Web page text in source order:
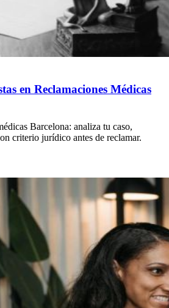
en Reclamaciones Médicas
Barcelona: analiza tu caso,
criterio jurídico antes de reclamar.